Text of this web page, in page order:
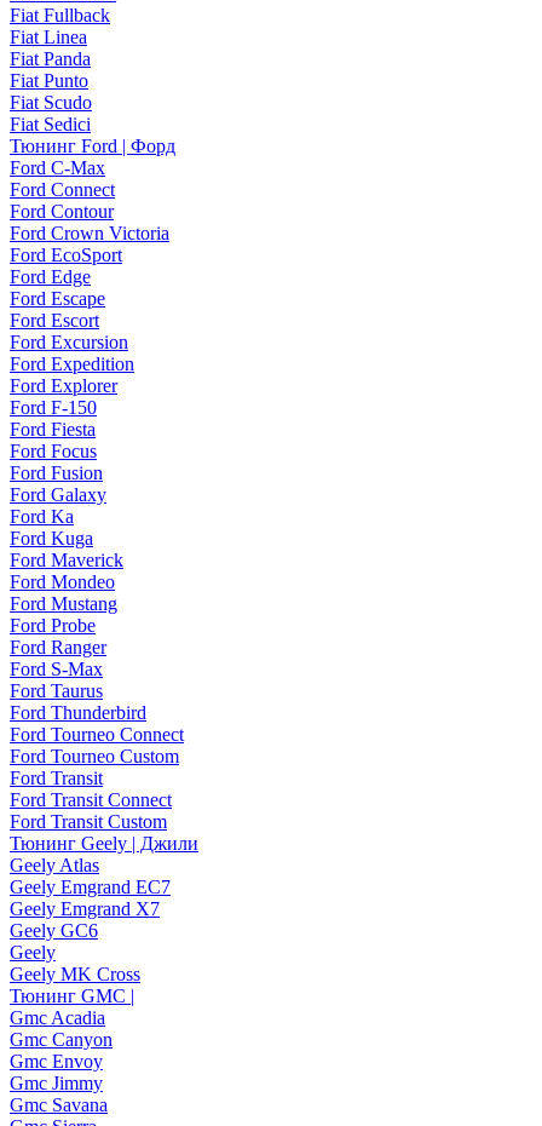
Fiat Fullback
Fiat Linea
Fiat Panda
Fiat Punto
Fiat Scudo
Fiat Sedici
Тюнинг Ford | Форд
Ford C-Max
Ford Connect
Ford Contour
Ford Crown Victoria
Ford EcoSport
Ford Edge
Ford Escape
Ford Escort
Ford Excursion
Ford Expedition
Ford Explorer
Ford F-150
Ford Fiesta
Ford Focus
Ford Fusion
Ford Galaxy
Ford Ka
Ford Kuga
Ford Maverick
Ford Mondeo
Ford Mustang
Ford Probe
Ford Ranger
Ford S-Max
Ford Taurus
Ford Thunderbird
Ford Tourneo Connect
Ford Tourneo Custom
Ford Transit
Ford Transit Connect
Ford Transit Custom
Тюнинг Geely | Джили
Geely Atlas
Geely Emgrand EC7
Geely Emgrand X7
Geely GC6
Geely
Geely MK Cross
Тюнинг GMC |
Gmc Acadia
Gmc Canyon
Gmc Envoy
Gmc Jimmy
Gmc Savana